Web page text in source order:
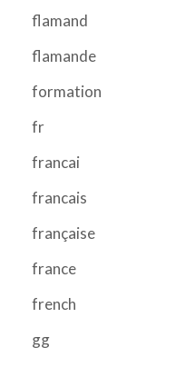
flamand
flamande
formation
fr
francai
francais
française
france
french
gg